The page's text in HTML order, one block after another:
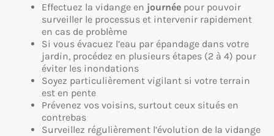
Effectuez la vidange en journée pour pouvoir
surveiller le processus et intervenir rapidement
en cas de problème
Si vous évacuez l’eau par épandage dans votre
jardin, procédez en plusieurs étapes (2 à 4) pour
éviter les inondations
Soyez particulièrement vigilant si votre terrain
est en pente
Prévenez vos voisins, surtout ceux situés en
contrebas
Surveillez régulièrement l’évolution de la vidange